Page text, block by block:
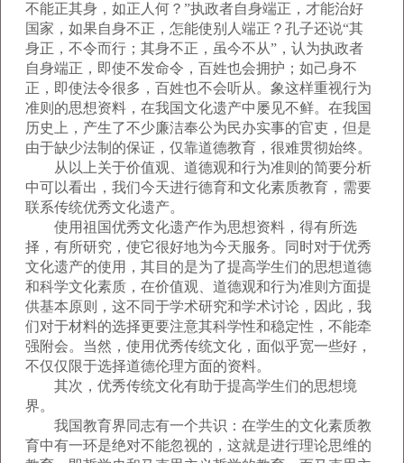
不能正其身，如正人何？”执政者自身端正，才能治好
国家，如果自身不正，怎能使别人端正？孔子还说“其
身正，不令而行；其身不正，虽今不从”，认为执政者
自身端正，即使不发命令，百姓也会拥护；如己身不
正，即使法令很多，百姓也不会听从。象这样重视行为
准则的思想资料，在我国文化遗产中屡见不鲜。在我国
历史上，产生了不少廉洁奉公为民办实事的官吏，但是
由于缺少法制的保证，仅靠道德教育，很难贯彻始终。
从以上关于价值观、道德观和行为准则的简要分析
中可以看出，我们今天进行德育和文化素质教育，需要
联系传统优秀文化遗产。
使用祖国优秀文化遗产作为思想资料，得有所选
择，有所研究，使它很好地为今天服务。同时对于优秀
文化遗产的使用，其目的是为了提高学生们的思想道德
和科学文化素质，在价值观、道德观和行为准则方面提
供基本原则，这不同于学术研究和学术讨论，因此，我
们对于材料的选择更要注意其科学性和稳定性，不能牵
强附会。当然，使用优秀传统文化，面似乎宽一些好，
不仅仅限于选择道德伦理方面的资料。
其次，优秀传统文化有助于提高学生们的思想境
界。
我国教育界同志有一个共识：在学生的文化素质教
育中有一环是绝对不能忽视的，这就是进行理论思维的